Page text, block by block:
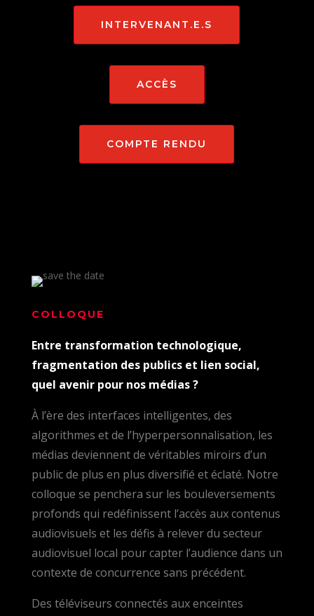
INTERVENANT.E.S
ACCÈS
COMPTE RENDU
COLLOQUE
Entre transformation technologique,
fragmentation des publics et lien social,
quel avenir pour nos médias ?
À l’ère des interfaces intelligentes, des
algorithmes et de l’hyperpersonnalisation, les
médias deviennent de véritables miroirs d’un
public de plus en plus diversifié et éclaté. Notre
colloque se penchera sur les bouleversements
profonds qui redéfinissent l’accès aux contenus
audiovisuels et les défis à relever du secteur
audiovisuel local pour capter l’audience dans un
contexte de concurrence sans précédent.
Des téléviseurs connectés aux enceintes